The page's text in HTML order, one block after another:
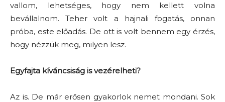
vallom, lehetséges, hogy nem kellett volna
bevállalnom. Teher volt a hajnali fogatás, onnan
próba, este előadás. De ott is volt bennem egy érzés,
hogy nézzük meg, milyen lesz.
Egyfajta kíváncsiság is vezérelheti?
Az is. De már erősen gyakorlok nemet mondani. Sok